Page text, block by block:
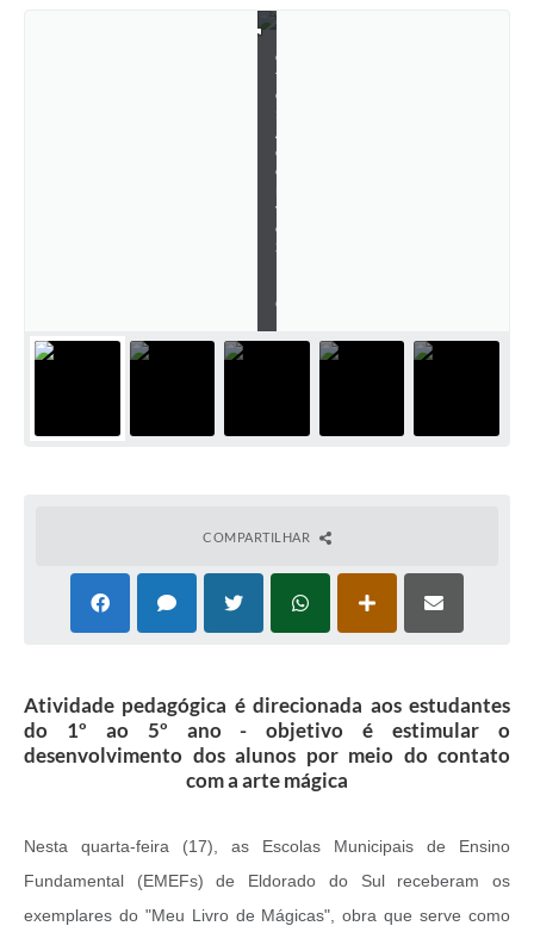
o
t
o
A
c
e
v
o
S
C
COMPARTILHAR
Atividade pedagógica é direcionada aos estudantes
do 1º ao 5º ano - objetivo é estimular o
desenvolvimento dos alunos por meio do contato
com a arte mágica
Nesta quarta-feira (17), as Escolas Municipais de Ensino
Fundamental (EMEFs) de Eldorado do Sul receberam os
exemplares do "Meu Livro de Mágicas", obra que serve como